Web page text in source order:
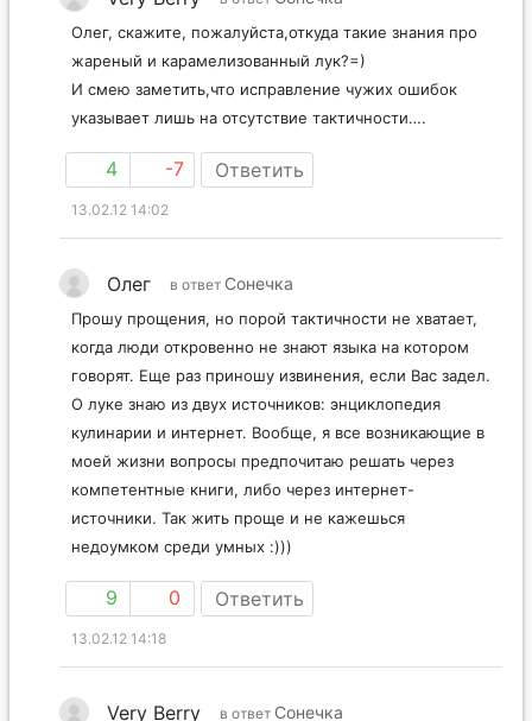
Олег, скажите, пожалуйста,откуда такие знания про
жареный и карамелизованный лук?=)
И смею заметить,что исправление чужих ошибок
указывает лишь на отсутствие тактичности….
4 -7 Ответить
13.02.12 14:02
Олег в ответ Сонечка
Прошу прощения, но порой тактичности не хватает,
когда люди откровенно не знают языка на котором
говорят. Еще раз приношу извинения, если Вас задел.
О луке знаю из двух источников: энциклопедия
кулинарии и интернет. Вообще, я все возникающие в
моей жизни вопросы предпочитаю решать через
компетентные книги, либо через интернет-
источники. Так жить проще и не кажешься
недоумком среди умных :)))
9 0 Ответить
13.02.12 14:18
Very Berry в ответ Сонечка